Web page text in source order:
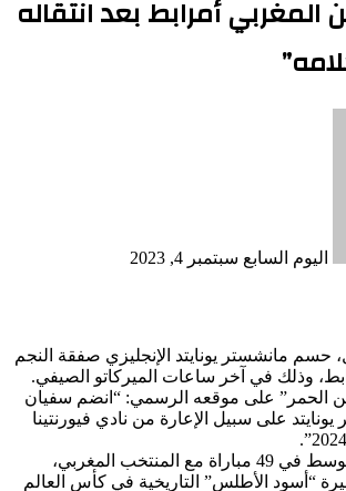
أمرابط بعد انتقاله
اليوم السابع سبتمبر 4, 2023
حسم مانشستر يونايتد الإنجليزي صفقة النجم
وذلك في آخر ساعات الميركاتو الصيفي.
الحمر” على موقعه الرسمي: “انضم سفيان
على سبيل الإعارة من نادي فيورنتينا
وشارك لاعب خط الوسط في 49 مباراة مع المنتخب المغربي،
“أسود الأطلس” التاريخية في كأس العالم